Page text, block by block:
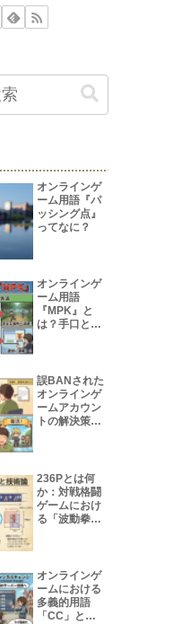
オンラインゲ
ーム用語『パ
ッシング点』
ってなに？
オンラインゲ
ーム用語
『MPK』と
は？手口と回
誤BANされた
オンラインゲ
ームアカウン
トの解決策
236Pとは何
か：対戦格闘
ゲームにおけ
る「波動拳コ
オンラインゲ
ームにおける
多義的用語
「CC」とは